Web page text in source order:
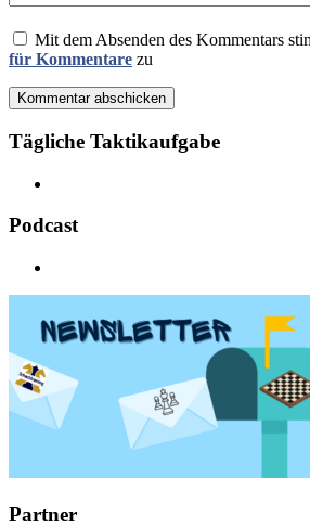
Mit dem Absenden des Kommentars
für Kommentare zu
Kommentar abschicken
Tägliche Taktikaufgabe
Podcast
Partner